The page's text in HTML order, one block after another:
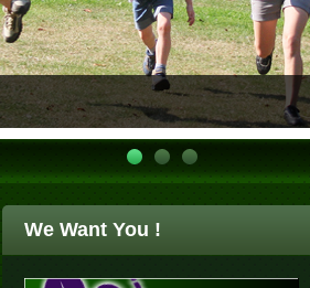
We Want You !